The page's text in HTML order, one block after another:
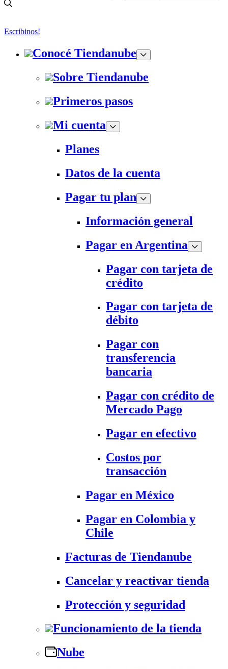
Escribinos!
Conocé Tiendanube
Sobre Tiendanube
Primeros pasos
Mi cuenta
Planes
Datos de la cuenta
Pagar tu plan
Información general
Pagar en Argentina
Pagar con tarjeta de
crédito
Pagar con tarjeta de
débito
Pagar con
transferencia
bancaria
Pagar con crédito de
Mercado Pago
Pagar en efectivo
Costos por
transacción
Pagar en México
Pagar en Colombia y
Chile
Facturas de Tiendanube
Cancelar y reactivar tienda
Protección y seguridad
Funcionamiento de la tienda
Nube